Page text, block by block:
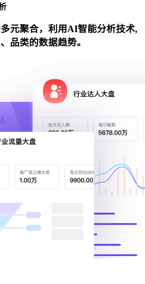
元聚合，利用AI智能分析技术,
品类的数据趋势。